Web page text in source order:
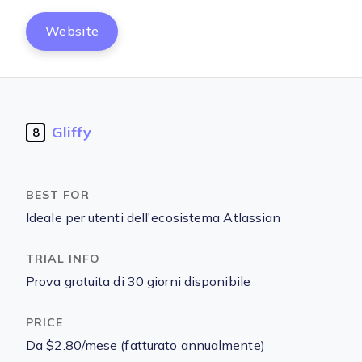
Website
8 Gliffy
Ideale per utenti dell'ecosistema Atlassian
Prova gratuita di 30 giorni disponibile
Da $2.80/mese (fatturato annualmente)